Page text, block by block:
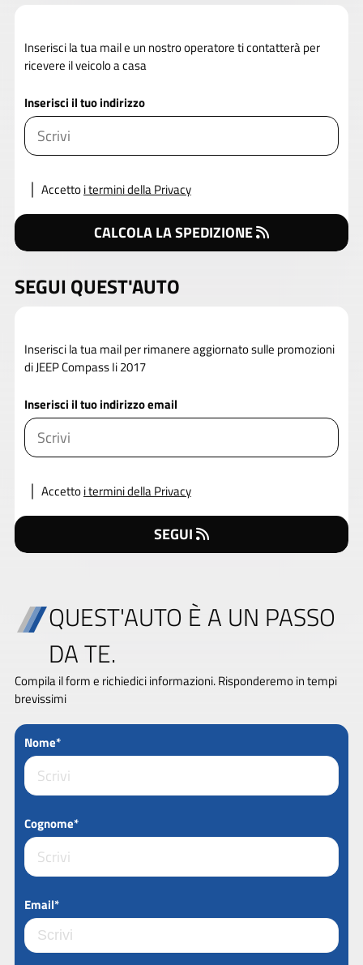
Inserisci la tua mail e un nostro operatore ti contatterà per
ricevere il veicolo a casa
Inserisci il tuo indirizzo
Accettoi termini della Privacy
CALCOLA LA SPEDIZIONE
SEGUI QUEST'AUTO
Inserisci la tua mail per rimanere aggiornato sulle promozioni
di JEEP Compass Ii 2017
Inserisci il tuo indirizzo email
Accettoi termini della Privacy
SEGUI
QUEST'AUTO È A UN PASSO
DA TE.
Compila il form e richiedici informazioni. Risponderemo in tempi
brevissimi
Nome*
Cognome*
Email*